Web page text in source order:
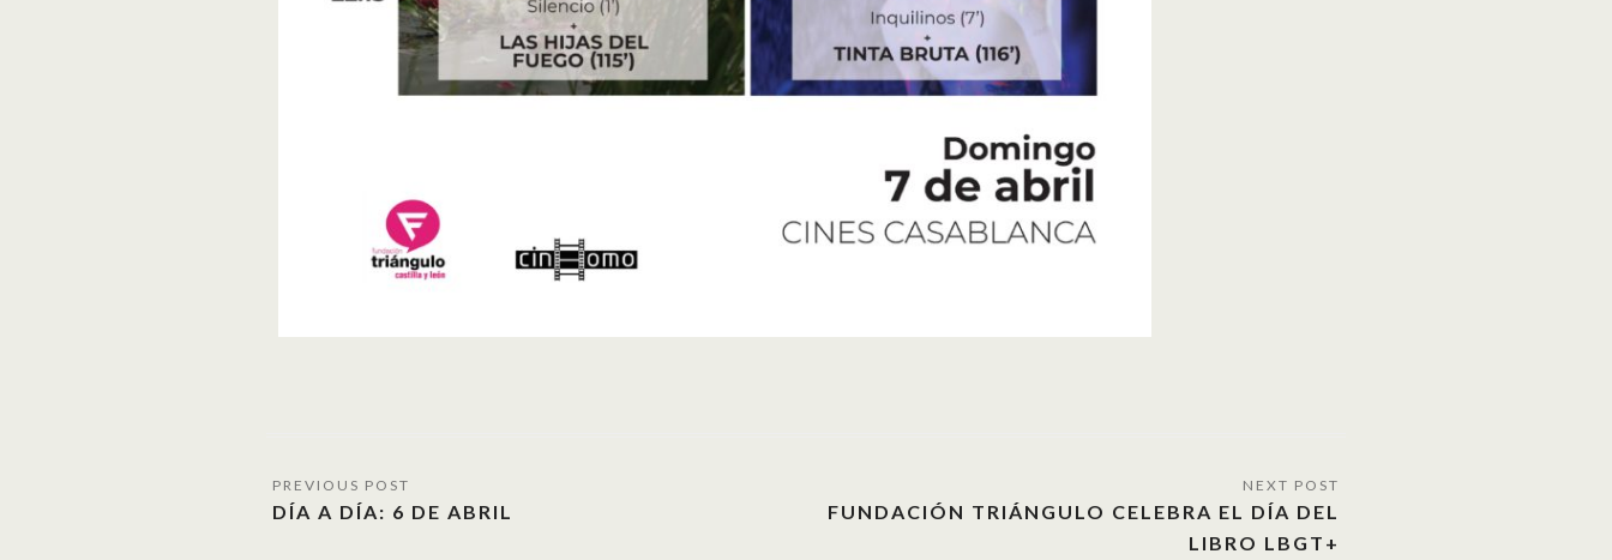
DÍA A DÍA: 6 DE ABRIL
FUNDACIÓN TRIÁNGULO CELEBRA EL DÍA DEL
LIBRO LBGT+